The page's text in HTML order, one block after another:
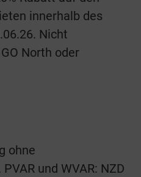
innerhalb des
Nicht
North oder
ohne
und WVAR: NZD